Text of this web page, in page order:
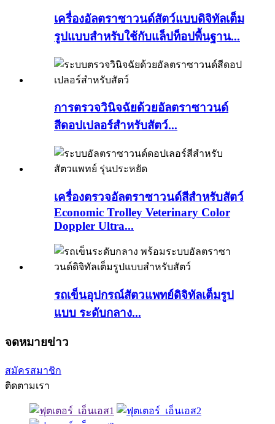
เครื่องอัลตราซาวนด์สัตว์แบบดิจิทัลเต็ม
รูปแบบสำหรับใช้กับแล็ปท็อปพื้นฐาน...
การตรวจวินิจฉัยด้วยอัลตราซาวนด์
สีดอปเปลอร์สำหรับสัตว์...
เครื่องตรวจอัลตราซาวนด์สีสำหรับสัตว์
Economic Trolley Veterinary Color
Doppler Ultra...
รถเข็นอุปกรณ์สัตวแพทย์ดิจิทัลเต็มรูป
แบบ ระดับกลาง...
จดหมายข่าว
สมัครสมาชิก
ติดตามเรา